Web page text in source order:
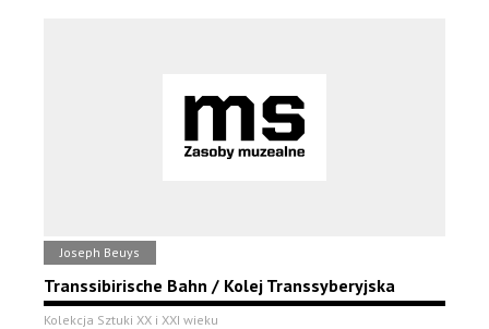
Joseph Beuys
Transsibirische Bahn / Kolej Transsyberyjska
Kolekcja Sztuki XX i XXI wieku